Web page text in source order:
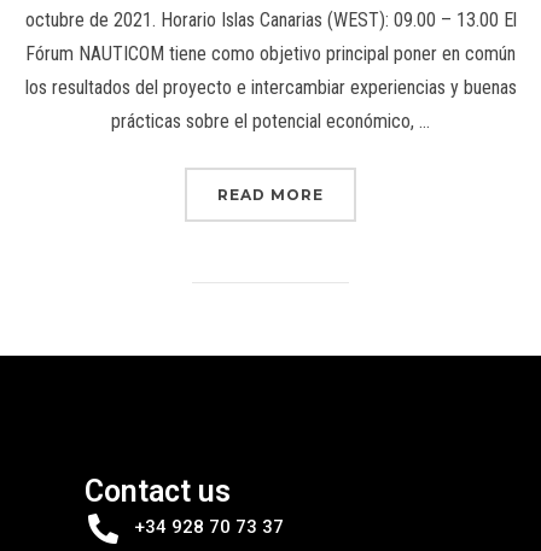
octubre de 2021. Horario Islas Canarias (WEST): 09.00 – 13.00 El
Fórum NAUTICOM tiene como objetivo principal poner en común
los resultados del proyecto e intercambiar experiencias y buenas
prácticas sobre el potencial económico, …
READ MORE
Contact us
+34 928 70 73 37